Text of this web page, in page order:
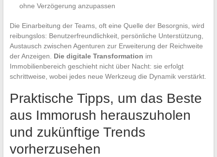
ohne Verzögerung anzupassen
Die Einarbeitung der Teams, oft eine Quelle der Besorgnis, wird
reibungslos: Benutzerfreundlichkeit, persönliche Unterstützung,
Austausch zwischen Agenturen zur Erweiterung der Reichweite
der Anzeigen. Die digitale Transformation im
Immobilienbereich geschieht nicht über Nacht: sie erfolgt
schrittweise, wobei jedes neue Werkzeug die Dynamik verstärkt.
Praktische Tipps, um das Beste
aus Immorush herauszuholen
und zukünftige Trends
vorherzusehen